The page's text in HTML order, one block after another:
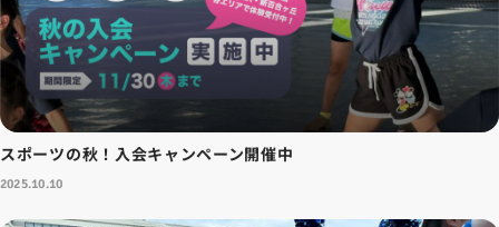
スポーツの秋！入会キャンペーン開催中
2025.10.10